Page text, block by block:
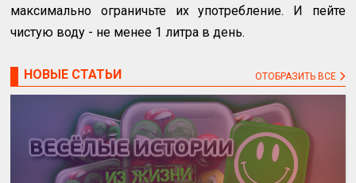
максимально ограничьте их употребление. И пейте
чистую воду - не менее 1 литра в день.
НОВЫЕ СТАТЬИ ОТОБРАЗИТЬ ВСЕ